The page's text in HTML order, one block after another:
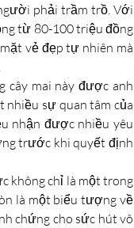
phải trầm trồ. Với
từ 80-100 triệu đồng
vẻ đẹp tự nhiên mà
cây mai này được anh
nhiều sự quan tâm của
nhận được nhiều yêu
trước khi quyết định
không chỉ là một trong
là một biểu tượng về
chứng cho sức hút vô